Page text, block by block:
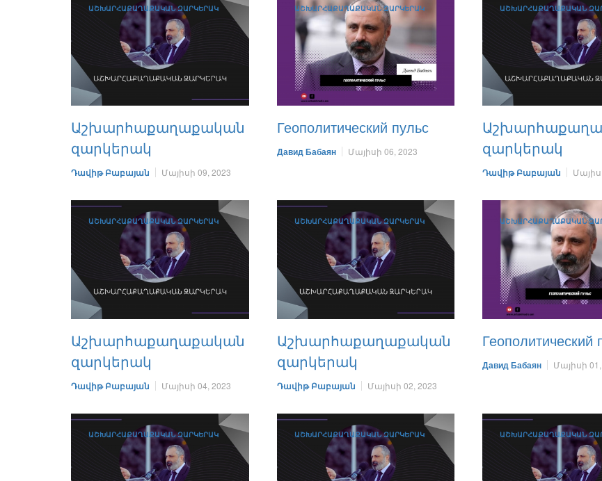
ԱՇԽԱՐՀԱՔԱՂԱՔԱԿԱՆ ԶԱՐԿԵՐԱԿ
Աշխարհաքաղաքական
զարկերակ
Դավիթ Բաբայան Մայիսի 09, 2023
ԱՇԽԱՐՀԱՔԱՂԱՔԱԿԱՆ ԶԱՐԿԵՐԱԿ
Геополитический пульс
Давид Бабаян Մայիսի 06, 2023
ԱՇԽԱՐՀԱՔԱՂԱՔԱԿԱՆ
զարկերակ
Դավիթ Բաբայան
ԱՇԽԱՐՀԱՔԱՂԱՔԱԿԱՆ ԶԱՐԿԵՐԱԿ
Աշխարհաքաղաքական
զարկերակ
Դավիթ Բաբայան Մայիսի 04, 2023
ԱՇԽԱՐՀԱՔԱՂԱՔԱԿԱՆ ԶԱՐԿԵՐԱԿ
Աշխարհաքաղաքական
զարկերակ
Դավիթ Բաբայան Մայիսի 02, 2023
ԱՇԽԱՐՀԱՔԱՂԱՔԱԿԱՆ
Геополитический
Давид Бабаян Մայիսի 01,
ԱՇԽԱՐՀԱՔԱՂԱՔԱԿԱՆ ԶԱՐԿԵՐԱԿ ԱՇԽԱՐՀԱՔԱՂԱՔԱԿԱՆ ԶԱՐԿԵՐԱԿ ԱՇԽԱՐՀԱՔԱՂԱՔԱԿԱՆ